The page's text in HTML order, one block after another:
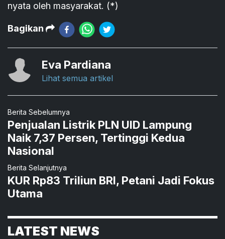
nyata oleh masyarakat. (*)
Bagikan
Eva Pardiana
Lihat semua artikel
Berita Sebelumnya
Penjualan Listrik PLN UID Lampung
Naik 7,37 Persen, Tertinggi Kedua
Nasional
Berita Selanjutnya
KUR Rp83 Triliun BRI, Petani Jadi Fokus
Utama
LATEST NEWS